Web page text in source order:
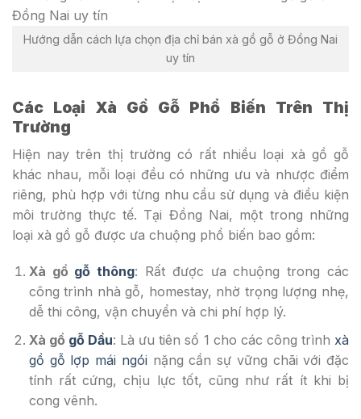
Hướng dẫn cách lựa chọn địa chỉ bán xà gồ gỗ ở Đồng Nai
uy tín
Các Loại Xà Gồ Gỗ Phổ Biến Trên Thị
Trường
Hiện nay trên thị trường có rất nhiều loại xà gồ gỗ
khác nhau, mỗi loại đều có những ưu và nhược điểm
riêng, phù hợp với từng nhu cầu sử dụng và điều kiện
môi trường thực tế. Tại Đồng Nai, một trong những
loại xà gồ gỗ được ưa chuộng phổ biến bao gồm:
Xà gồ gỗ thông: Rất được ưa chuộng trong các
công trình nhà gỗ, homestay, nhờ trọng lượng nhẹ,
dễ thi công, vận chuyển và chi phí hợp lý.
Xà gồ gỗ Dầu: Là ưu tiên số 1 cho các công trìnhxà
gồ gỗ lợp mái ngói nặng cần sự vững chãi với đặc
tính rất cứng, chịu lực tốt, cũng như rất ít khi bị
cong vênh.